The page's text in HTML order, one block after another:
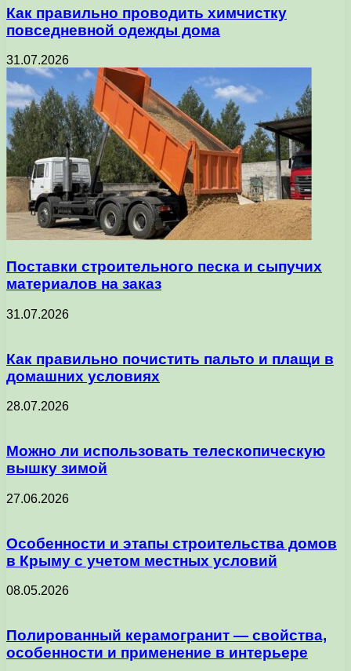
Как правильно проводить химчистку
повседневной одежды дома
31.07.2026
Поставки строительного песка и сыпучих
материалов на заказ
31.07.2026
Как правильно почистить пальто и плащи в
домашних условиях
28.07.2026
Можно ли использовать телескопическую
вышку зимой
27.06.2026
Особенности и этапы строительства домов
в Крыму с учетом местных условий
08.05.2026
Полированный керамогранит — свойства,
особенности и применение в интерьере